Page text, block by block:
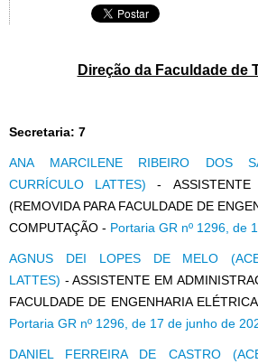
Direção da Faculdade de
Secretaria: 7
ANA MARCILENE RIBEIRO DOS
CURRÍCULO LATTES) - ASSISTENTE
(REMOVIDA PARA FACULDADE DE
COMPUTAÇÃO - Portaria GR nº 1296, de
AGNUS DEI LOPES DE MELO
LATTES) - ASSISTENTE EM
FACULDADE DE ENGENHARIA
Portaria GR nº 1296, de 17 de junho de
DANIEL FERREIRA DE CASTRO